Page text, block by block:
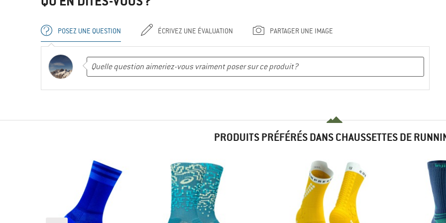
POSEZ UNE QUESTION ÉCRIVEZ UNE ÉVALUATION PARTAGER UNE IMAGE
PRODUITS PRÉFÉRÉS DANS CHAUSSETTES DE